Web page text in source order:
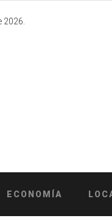
2026.
ECONOMÍA